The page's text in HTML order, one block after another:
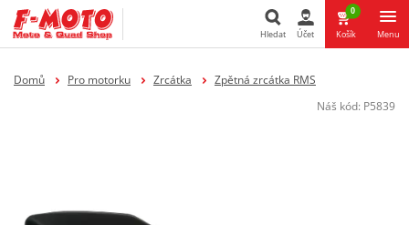
Hledat Účet
0
Košík Menu
Domů Pro motorku Zrcátka
Zpětná zrcátka RMS
Náš kód: P5839